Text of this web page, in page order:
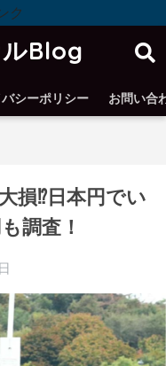
ク
Blog
シーポリシー お問い合
損⁉︎日本円でい
調査！